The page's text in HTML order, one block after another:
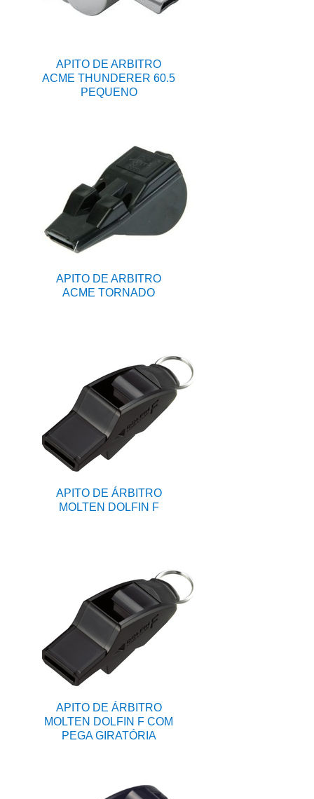
APITO DE ARBITRO
ACME THUNDERER 60.5
PEQUENO
APITO DE ARBITRO
ACME TORNADO
APITO DE ÁRBITRO
MOLTEN DOLFIN F
APITO DE ÁRBITRO
MOLTEN DOLFIN F COM
PEGA GIRATÓRIA